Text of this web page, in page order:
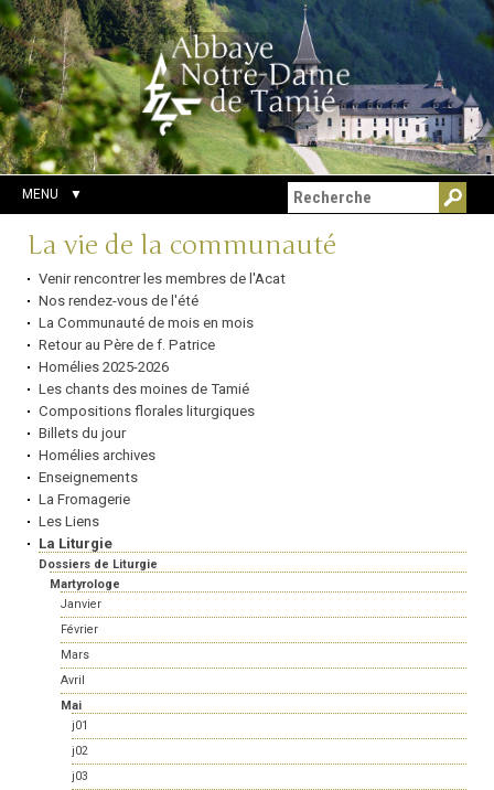
Aller
au
contenu.
|
Aller
à
la
navigation
Outils
personnels
Chercher par
Recherche
avancée…
MENU
Navigation
La vie de la communauté
Venir rencontrer les membres de l'Acat
Nos rendez-vous de l'été
La Communauté de mois en mois
Retour au Père de f. Patrice
Homélies 2025-2026
Les chants des moines de Tamié
Compositions florales liturgiques
Billets du jour
Homélies archives
Enseignements
La Fromagerie
Les Liens
La Liturgie
Dossiers de Liturgie
Martyrologe
Janvier
Février
Mars
Avril
Mai
j01
j02
j03